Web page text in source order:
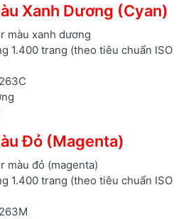
Xanh Dương (Cyan)
màu xanh dương
1.400 trang (theo tiêu chuẩn ISO
Đỏ (Magenta)
màu đỏ (magenta)
1.400 trang (theo tiêu chuẩn ISO